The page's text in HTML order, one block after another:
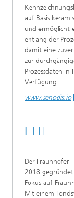
auf Basis
und ermöglicht
entlang der
damit eine
zur
Prozessdaten in
Verfügung.
www.senodis.io
FTTF
Der Fraunhofer
2018
Fokus auf
Mit einem